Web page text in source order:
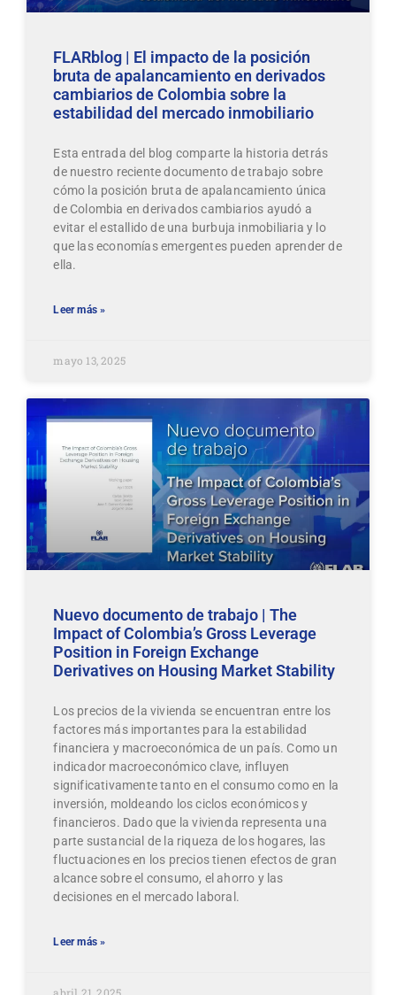
FLARblog | El impacto de la posición
bruta de apalancamiento en derivados
cambiarios de Colombia sobre la
estabilidad del mercado inmobiliario
Esta entrada del blog comparte la historia detrás
de nuestro reciente documento de trabajo sobre
cómo la posición bruta de apalancamiento única
de Colombia en derivados cambiarios ayudó a
evitar el estallido de una burbuja inmobiliaria y lo
que las economías emergentes pueden aprender de
ella.
Leer más »
mayo 13, 2025
Nuevo documento de trabajo | The
Impact of Colombia’s Gross Leverage
Position in Foreign Exchange
Derivatives on Housing Market Stability
Los precios de la vivienda se encuentran entre los
factores más importantes para la estabilidad
financiera y macroeconómica de un país. Como un
indicador macroeconómico clave, influyen
significativamente tanto en el consumo como en la
inversión, moldeando los ciclos económicos y
financieros. Dado que la vivienda representa una
parte sustancial de la riqueza de los hogares, las
fluctuaciones en los precios tienen efectos de gran
alcance sobre el consumo, el ahorro y las
decisiones en el mercado laboral.
Leer más »